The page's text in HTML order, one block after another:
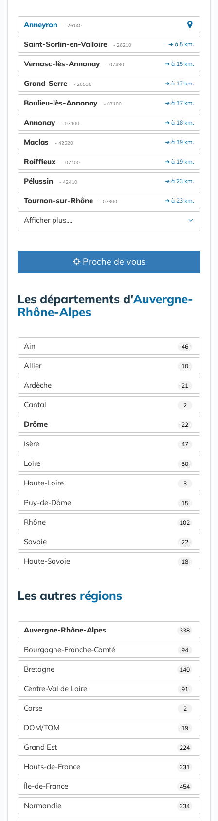
Anneyron - 26140
➔ à 5 km.
Saint-Sorlin-en-Valloire - 26210
➔ à 15 km.
Vernosc-lès-Annonay - 07430
➔ à 17 km.
Grand-Serre - 26530
➔ à 17 km.
Boulieu-lès-Annonay - 07100
➔ à 18 km.
Annonay - 07100
➔ à 19 km.
Maclas - 42520
➔ à 19 km.
Roiffieux - 07100
➔ à 23 km.
Pélussin - 42410
➔ à 23 km.
Tournon-sur-Rhône - 07300
Afficher plus....
Proche de vous
Les départements d'Auvergne-
Rhône-Alpes
Ain 46
Allier 10
Ardèche 21
Cantal 2
Drôme 22
Isère 47
Loire 30
Haute-Loire 3
Puy-de-Dôme 15
Rhône 102
Savoie 22
Haute-Savoie 18
Les autres régions
Auvergne-Rhône-Alpes 338
Bourgogne-Franche-Comté 94
Bretagne 140
Centre-Val de Loire 91
Corse 2
DOM/TOM 19
Grand Est 224
Hauts-de-France 231
Île-de-France 454
Normandie 234